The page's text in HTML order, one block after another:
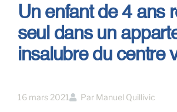
Un enfant de 4 ans
seul dans un
insalubre du centre
16 mars 2021 Par Manuel Quillivic